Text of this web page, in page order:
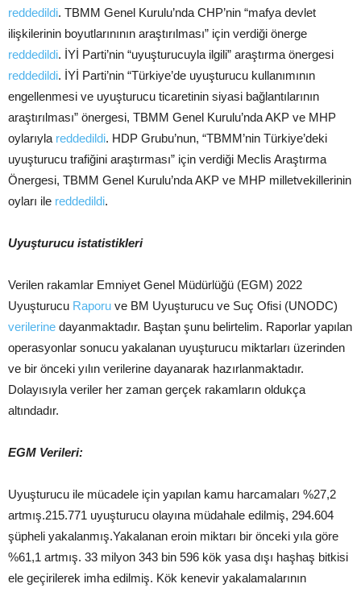
reddedildi. TBMM Genel Kurulu’nda CHP’nin “mafya devlet
ilişkilerinin boyutlarınının araştırılması” için verdiği önerge
reddedildi. İYİ Parti’nin “uyuşturucuyla ilgili” araştırma önergesi
reddedildi. İYİ Parti’nin “Türkiye’de uyuşturucu kullanımının
engellenmesi ve uyuşturucu ticaretinin siyasi bağlantılarının
araştırılması” önergesi, TBMM Genel Kurulu’nda AKP ve MHP
oylarıyla reddedildi. HDP Grubu’nun, “TBMM’nin Türkiye’deki
uyuşturucu trafiğini araştırması” için verdiği Meclis Araştırma
Önergesi, TBMM Genel Kurulu’nda AKP ve MHP milletvekillerinin
oyları ile reddedildi.
Uyuşturucu istatistikleri
Verilen rakamlar Emniyet Genel Müdürlüğü (EGM) 2022
Uyuşturucu Raporu ve BM Uyuşturucu ve Suç Ofisi (UNODC)
verilerine dayanmaktadır. Baştan şunu belirtelim. Raporlar yapılan
operasyonlar sonucu yakalanan uyuşturucu miktarları üzerinden
ve bir önceki yılın verilerine dayanarak hazırlanmaktadır.
Dolayısıyla veriler her zaman gerçek rakamların oldukça
altındadır.
EGM Verileri:
Uyuşturucu ile mücadele için yapılan kamu harcamaları %27,2
artmış.215.771 uyuşturucu olayına müdahale edilmiş, 294.604
şüpheli yakalanmış.Yakalanan eroin miktarı bir önceki yıla göre
%61,1 artmış. 33 milyon 343 bin 596 kök yasa dışı haşhaş bitkisi
ele geçirilerek imha edilmiş. Kök kenevir yakalamalarının